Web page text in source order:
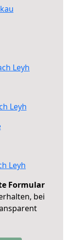
Leyh
Leyh
Leyh
Formular
bei